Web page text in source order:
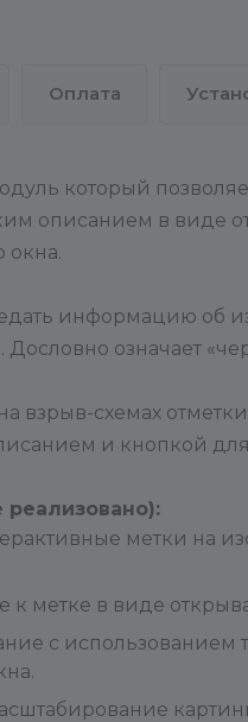
Оплата
который
описанием в виде
окна.
информацию об
означает
взрыв-схемах
и кнопкой
метки на
к метке в виде
с